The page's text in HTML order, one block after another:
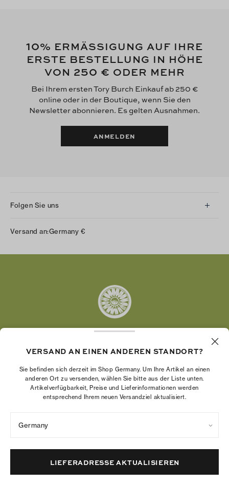
10% ERMÄSSIGUNG AUF IHRE
ERSTE BESTELLUNG IN HÖHE
VON 250 € ODER MEHR
Bei Ihrem ersten Tory Burch Einkauf ab 250 €
online oder in der Boutique, wenn Sie den
Newsletter abonnieren. Es gelten Ausnahmen.
ANMELDEN
Folgen Sie uns
Twitter
Versand an:Germany €
Die Tory Burch Foundation stärkt die
Unternehmerinnen dabei unterstützt, ein starkes
und beständiges Unternehmen aufzubauen.
Cookies-Einstellungen
Impressum Sitemap
VERSAND AN EINEN ANDEREN STANDORT?
Sie befinden sich derzeit im Shop Germany. Um Ihre Artikel an einen
anderen Ort zu versenden, wählen Sie bitte aus der Liste unten.
Artikelverfügbarkeit, Preise und Lieferinformationen werden
entsprechend Ihrem neuen Versandziel aktualisiert.
Germany
LIEFERADRESSE AKTUALISIEREN